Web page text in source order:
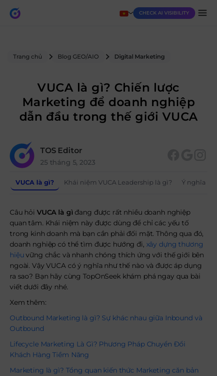
CHECK AI VISIBILITY
Trang chủ Blog GEO/AIO Digital Marketing
VUCA là gì? Chiến lược
Marketing để doanh nghiệp
dẫn đầu trong thế giới VUCA
TOS Editor
25 tháng 5, 2023
VUCA là gì? Khái niệm VUCA Leadership là gì? Ý nghĩa
Câu hỏi VUCA là gìđang được rất nhiều doanh nghiệp
quan tâm. Khái niệm này được dùng để chỉ các yếu tố
trong kinh doanh mà bạn cần phải đối mặt. Thông qua đó,
doanh nghiệp có thể tìm được hướng đi, xây dựng thương
hiệu vững chắc và nhanh chóng thích ứng với thế giới bên
ngoài. Vậy VUCA có ý nghĩa như thế nào và được áp dụng
ra sao? Bạn hãy cùng TopOnSeek khám phá ngay qua bài
viết dưới đây nhé.
Xem thêm:
Outbound Marketing là gì? Sự khác nhau giữa Inbound và
Outbound
Lifecycle Marketing Là Gì? Phương Pháp Chuyển Đổi
Khách Hàng Tiềm Năng
Marketing là gì? Tổng quan kiến thức Marketing căn bản